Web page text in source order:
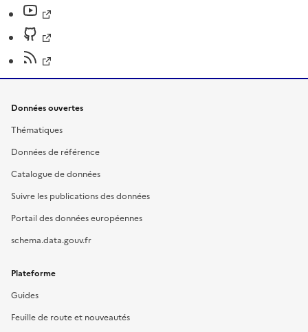
Données ouvertes
Thématiques
Données de référence
Catalogue de données
Suivre les publications des données
Portail des données européennes
schema.data.gouv.fr
Plateforme
Guides
Feuille de route et nouveautés